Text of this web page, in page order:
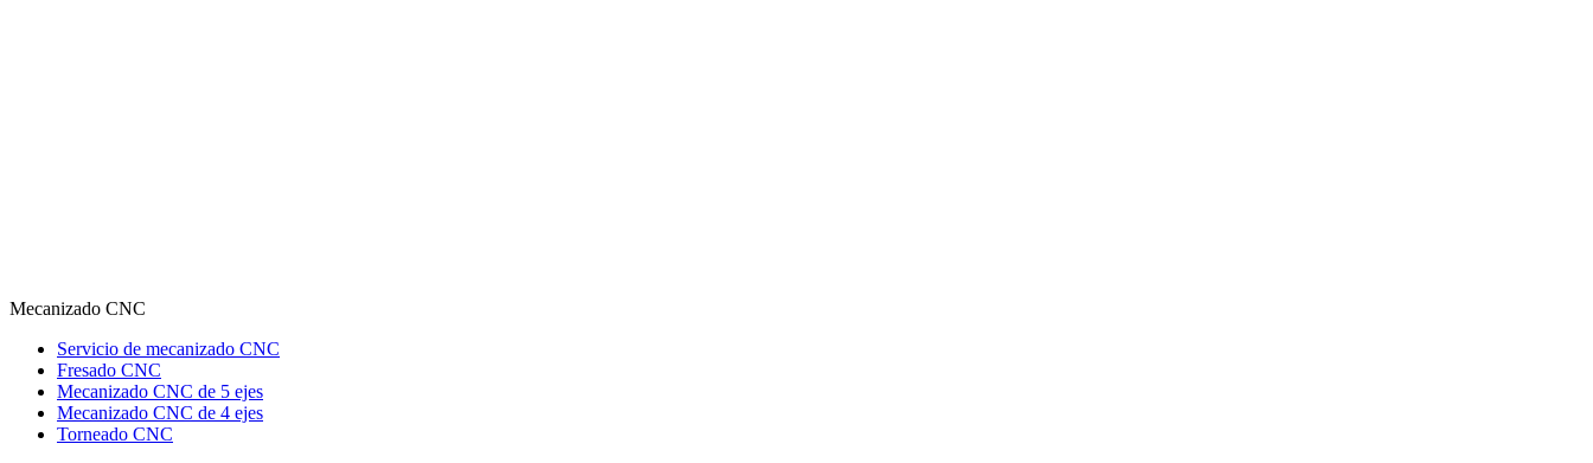
Mecanizado CNC
Servicio de mecanizado CNC
Fresado CNC
Mecanizado CNC de 5 ejes
Mecanizado CNC de 4 ejes
Torneado CNC